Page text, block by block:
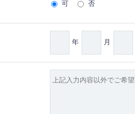
可 否
年 月